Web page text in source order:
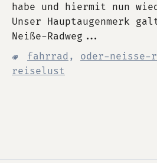
habe und hiermit nun
Unser Hauptaugenmerk
Neiße-Radweg...
fahrrad , oder-neisse-
reiselust